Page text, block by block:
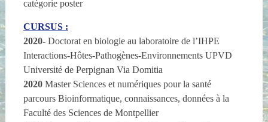
catégorie poster
CURSUS :
2020-Doctorat en biologie au laboratoire de l’IHPE
Interactions-Hôtes-Pathogènes-Environnements UPVD
Université de Perpignan Via Domitia
2020Master Sciences et numériques pour la santé
parcours Bioinformatique, connaissances, données à la
Faculté des Sciences de Montpellier